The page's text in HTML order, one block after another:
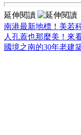
延伸閱讀
南港最新地標！美若
人孔蓋也那麼美！來
國境之南的30年老建